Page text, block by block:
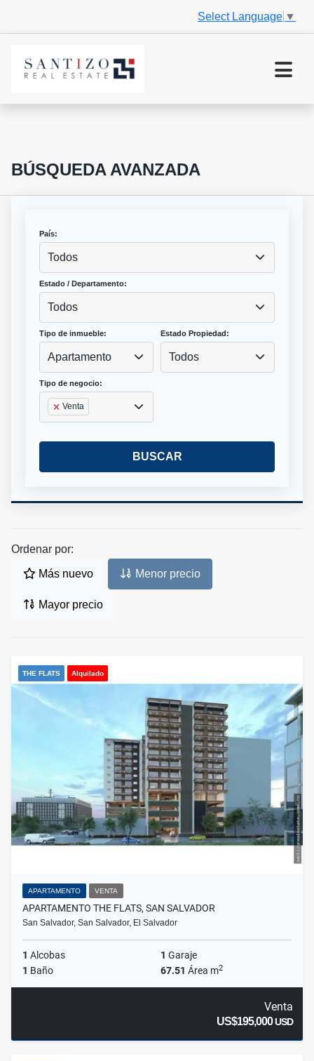
Select Language ▼
BÚSQUEDA AVANZADA
País:
Todos
Estado / Departamento:
Todos
Tipo de inmueble:
Apartamento
Estado Propiedad:
Todos
Tipo de negocio:
Venta
BUSCAR
Ordenar por:
Más nuevo Menor precio
Mayor precio
THE FLATS Alquilado
APARTAMENTO VENTA
APARTAMENTO THE FLATS, SAN SALVADOR
San Salvador, San Salvador, El Salvador
1 Alcobas 1 Garaje
1 Baño 67.51 Área m2
Venta
US$195,000USD